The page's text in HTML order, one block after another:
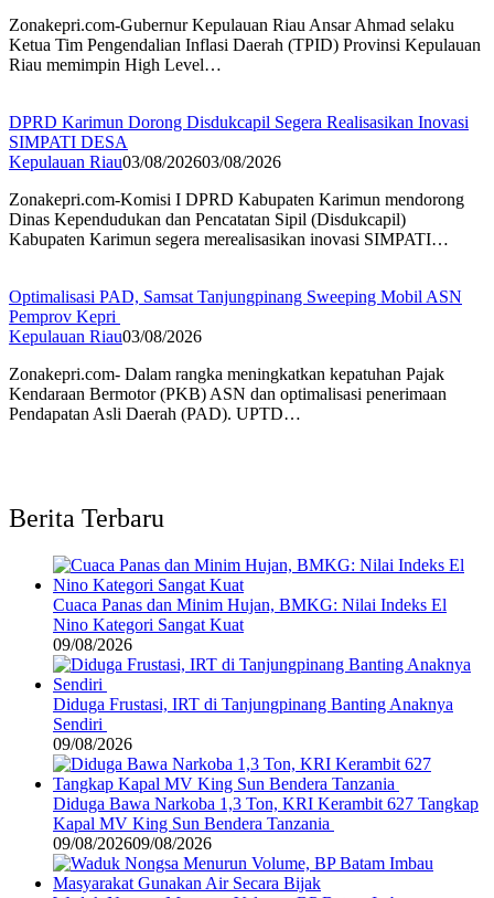
Zonakepri.com-Gubernur Kepulauan Riau Ansar Ahmad selaku
Ketua Tim Pengendalian Inflasi Daerah (TPID) Provinsi Kepulauan
Riau memimpin High Level…
DPRD Karimun Dorong Disdukcapil Segera Realisasikan Inovasi
SIMPATI DESA
Kepulauan Riau03/08/202603/08/2026
Zonakepri.com-Komisi I DPRD Kabupaten Karimun mendorong
Dinas Kependudukan dan Pencatatan Sipil (Disdukcapil)
Kabupaten Karimun segera merealisasikan inovasi SIMPATI…
Optimalisasi PAD, Samsat Tanjungpinang Sweeping Mobil ASN
Pemprov Kepri
Kepulauan Riau03/08/2026
Zonakepri.com- Dalam rangka meningkatkan kepatuhan Pajak
Kendaraan Bermotor (PKB) ASN dan optimalisasi penerimaan
Pendapatan Asli Daerah (PAD). UPTD…
Berita Terbaru
Cuaca Panas dan Minim Hujan, BMKG: Nilai Indeks El
Nino Kategori Sangat Kuat
09/08/2026
Diduga Frustasi, IRT di Tanjungpinang Banting Anaknya
Sendiri
09/08/2026
Diduga Bawa Narkoba 1,3 Ton, KRI Kerambit 627 Tangkap
Kapal MV King Sun Bendera Tanzania
09/08/202609/08/2026